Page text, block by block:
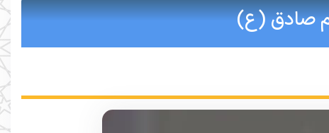
صادق (ع)